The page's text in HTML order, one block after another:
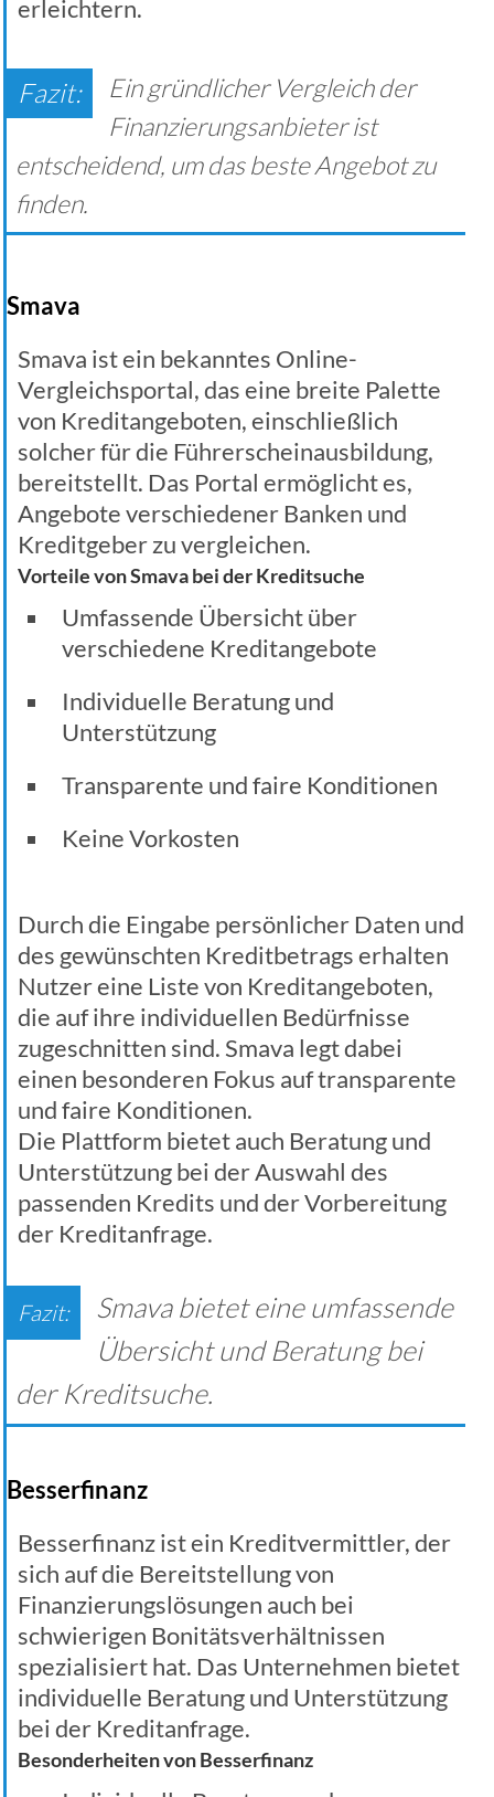
erleichtern.
Ein gründlicher Vergleich der
Finanzierungsanbieter ist
entscheidend, um das beste Angebot zu
finden.
Smava
Smava ist ein bekanntes Online-
Vergleichsportal, das eine breite Palette
von Kreditangeboten, einschließlich
solcher für die Führerscheinausbildung,
bereitstellt. Das Portal ermöglicht es,
Angebote verschiedener Banken und
Kreditgeber zu vergleichen.
Vorteile von Smava bei der Kreditsuche
Umfassende Übersicht über
verschiedene Kreditangebote
Individuelle Beratung und
Unterstützung
Transparente und faire Konditionen
Keine Vorkosten
Durch die Eingabe persönlicher Daten und
des gewünschten Kreditbetrags erhalten
Nutzer eine Liste von Kreditangeboten,
die auf ihre individuellen Bedürfnisse
zugeschnitten sind. Smava legt dabei
einen besonderen Fokus auf transparente
und faire Konditionen.
Die Plattform bietet auch Beratung und
Unterstützung bei der Auswahl des
passenden Kredits und der Vorbereitung
der Kreditanfrage.
Smava bietet eine umfassende
Übersicht und Beratung bei
der Kreditsuche.
Besserfinanz
Besserfinanz ist ein Kreditvermittler, der
sich auf die Bereitstellung von
Finanzierungslösungen auch bei
schwierigen Bonitätsverhältnissen
spezialisiert hat. Das Unternehmen bietet
individuelle Beratung und Unterstützung
bei der Kreditanfrage.
Besonderheiten von Besserfinanz